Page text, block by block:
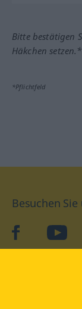
Bitte bestätigen
Häkchen setzen.*
*Pflichtfeld
Besuchen Sie
facebook